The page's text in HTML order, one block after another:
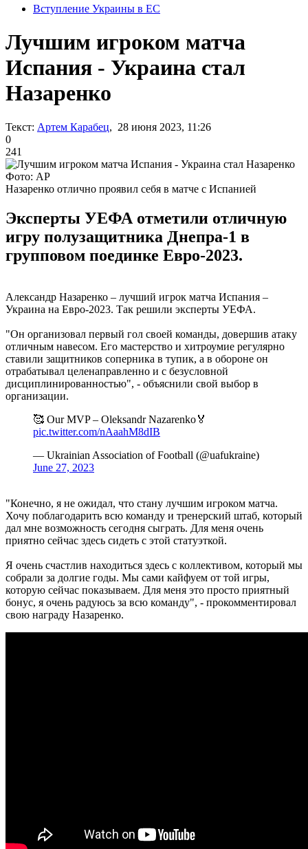
Вступление Украины в ЕС
Лучшим игроком матча
Испания - Украина стал
Назаренко
Текст: Артем Карабец, 28 июня 2023, 11:26
0
241
Фото: AP
Назаренко отлично проявил себя в матче с Испанией
Эксперты УЕФА отметили отличную
игру полузащитника Днепра-1 в
групповом поединке Евро-2023.
Александр Назаренко – лучший игрок матча Испания –
Украина на Евро-2023. Так решили эксперты УЕФА.
"Он организовал первый гол своей команды, довершив атаку
отличным навесом. Его мастерство и хитроумие регулярно
ставили защитников соперника в тупик, а в обороне он
отрабатывал целенаправленно и с безусловной
дисциплинированностью", - объяснили свой выбор в
организации.
🥰 Our MVP – Oleksandr Nazarenko🏅
pic.twitter.com/nAaahM8dIB
— Ukrainian Association of Football (@uafukraine)
June 27, 2023
"Конечно, я не ожидал, что стану лучшим игроком матча.
Хочу поблагодарить всю команду и тренерский штаб, который
дал мне возможность сегодня сыграть. Для меня очень
приятно сейчас здесь сидеть с этой статуэткой.
Я очень счастлив находиться здесь с коллективом, который мы
собрали за долгие годы. Мы сами кайфуем от той игры,
которую сейчас показываем. Для меня это просто приятный
бонус, я очень радуюсь за всю команду", - прокомментировал
свою награду Назаренко.